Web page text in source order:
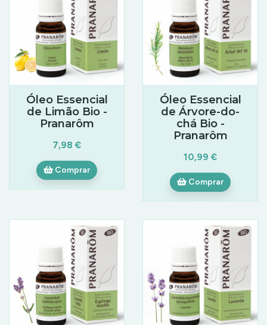
Óleo Essencial
de Limão Bio -
Pranarôm
7,98 €
Comprar
Óleo Essencial
de Árvore-do-
chá Bio -
Pranarôm
10,99 €
Comprar